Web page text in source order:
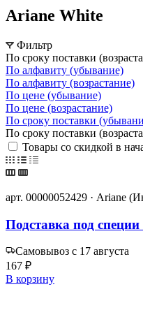
Ariane White
Фильтр
По сроку поставки
По алфавиту (убывание)
По алфавиту (возрастание)
По цене (убывание)
По цене (возрастание)
По сроку поставки
По сроку поставки
Товары со скидкой в
арт. 00000052429 · Ariane
Подставка под
Самовывоз с 17 августа
167 ₽
В корзину